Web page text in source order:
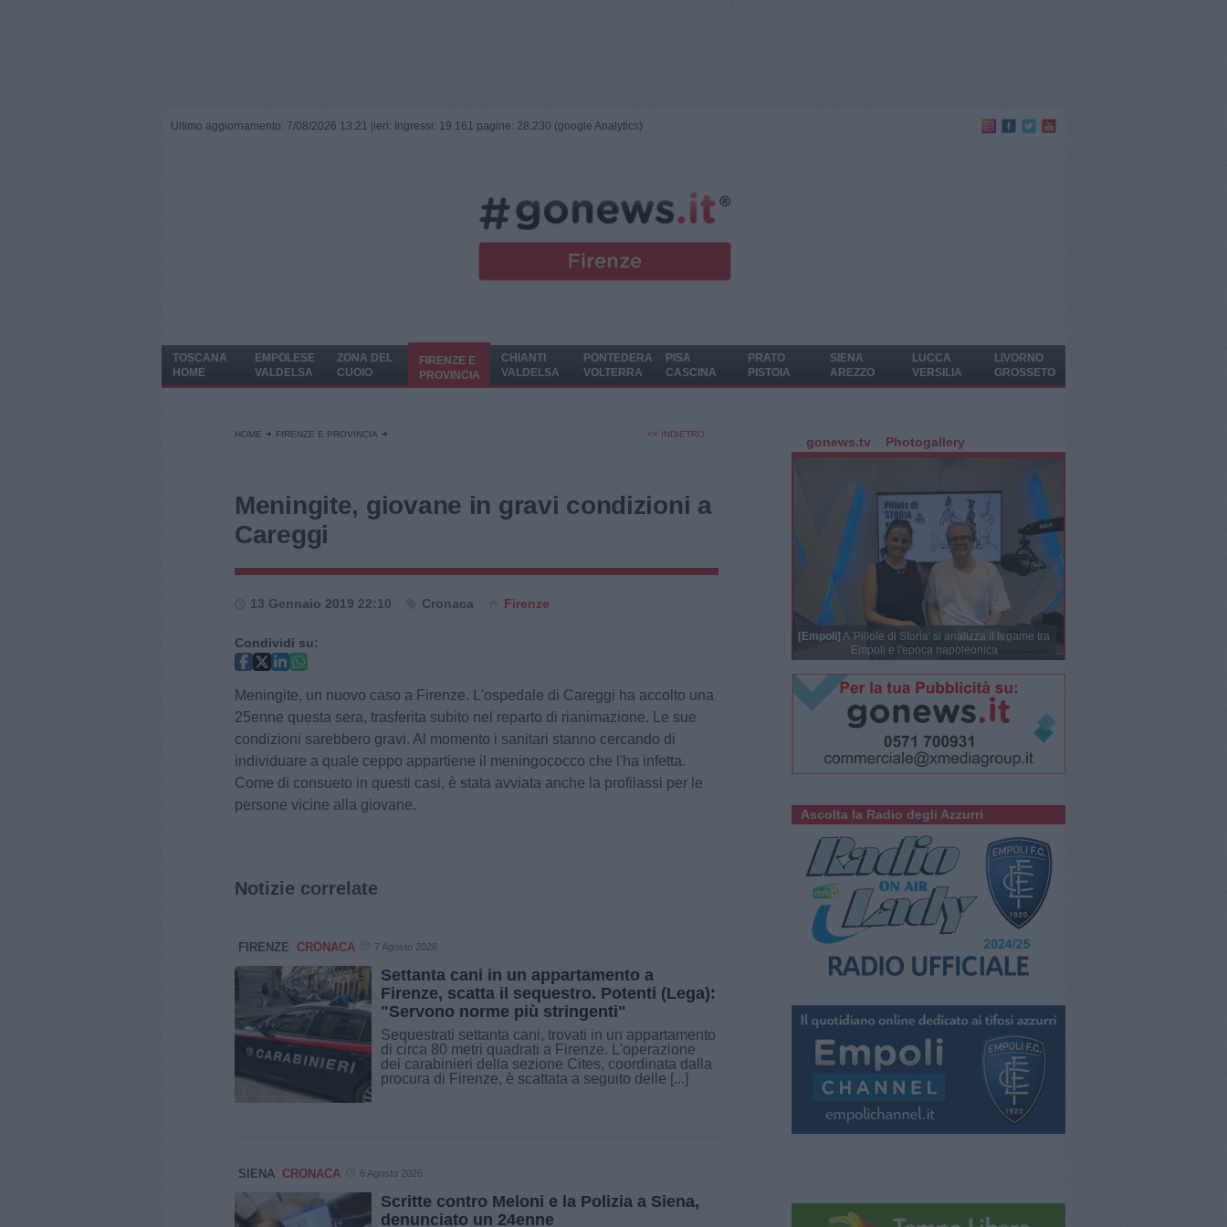
Ultimo aggiornamento: 7/08/2026 13:21 | ieri: Ingressi: 19.161 pagine: 28.230 (google Analytics)
TOSCANA
HOME
EMPOLESE
VALDELSA
ZONA DEL
CUOIO
FIRENZE E
PROVINCIA
CHIANTI
VALDELSA
PONTEDERA
VOLTERRA
PISA
CASCINA
PRATO
PISTOIA
SIENA
AREZZO
LUCCA
VERSILIA
LIVORNO
GROSSETO
HOME FIRENZE E PROVINCIA << INDIETRO
Meningite, giovane in gravi condizioni a
Careggi
13 Gennaio 2019 22:10 Cronaca Firenze
Condividi su:
Meningite, un nuovo caso a Firenze. L'ospedale di Careggi ha accolto una
25enne questa sera, trasferita subito nel reparto di rianimazione. Le sue
condizioni sarebbero gravi. Al momento i sanitari stanno cercando di
individuare a quale ceppo appartiene il meningococco che l'ha infetta.
Come di consueto in questi casi, è stata avviata anche la profilassi per le
persone vicine alla giovane.
Notizie correlate
FIRENZE CRONACA 7 Agosto 2026
Settanta cani in un appartamento a
Firenze, scatta il sequestro. Potenti (Lega):
"Servono norme più stringenti"
Sequestrati settanta cani, trovati in un appartamento
di circa 80 metri quadrati a Firenze. L'operazione
dei carabinieri della sezione Cites, coordinata dalla
procura di Firenze, è scattata a seguito delle [...]
SIENA CRONACA 6 Agosto 2026
Scritte contro Meloni e la Polizia a Siena,
denunciato un 24enne
gonews.tv Photogallery
[Empoli] A 'Pillole di Storia' si analizza il legame tra
Empoli e l'epoca napoleonica
Ascolta la Radio degli Azzurri